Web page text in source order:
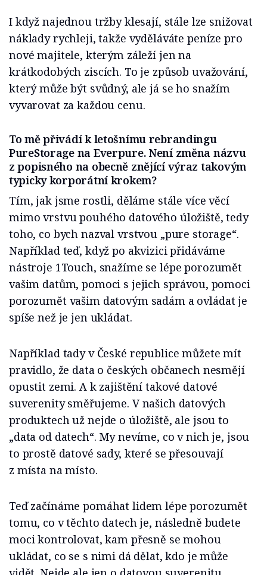
I když najednou tržby klesají, stále lze snižovat
náklady rychleji, takže vyděláváte peníze pro
nové majitele, kterým záleží jen na
krátkodobých ziscích. To je způsob uvažování,
který může být svůdný, ale já se ho snažím
vyvarovat za každou cenu.
To mě přivádí k letošnímu rebrandingu
PureStorage na Everpure. Není změna názvu
z popisného na obecně znějící výraz takovým
typicky korporátní krokem?
Tím, jak jsme rostli, děláme stále více věcí
mimo vrstvu pouhého datového úložiště, tedy
toho, co bych nazval vrstvou „pure storage“.
Například teď, když po akvizici přidáváme
nástroje 1Touch, snažíme se lépe porozumět
vašim datům, pomoci s jejich správou, pomoci
porozumět vašim datovým sadám a ovládat je
spíše než je jen ukládat.
Například tady v České republice můžete mít
pravidlo, že data o českých občanech nesmějí
opustit zemi. A k zajištění takové datové
suverenity směřujeme. V našich datových
produktech už nejde o úložiště, ale jsou to
„data od datech“. My nevíme, co v nich je, jsou
to prostě datové sady, které se přesouvají
z místa na místo.
Teď začínáme pomáhat lidem lépe porozumět
tomu, co v těchto datech je, následně budete
moci kontrolovat, kam přesně se mohou
ukládat, co se s nimi dá dělat, kdo je může